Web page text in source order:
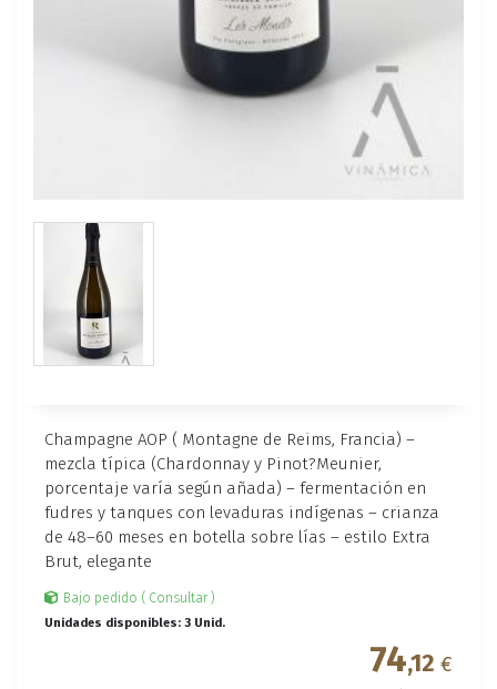
Champagne AOP ( Montagne de Reims, Francia) –
mezcla típica (Chardonnay y Pinot?Meunier,
porcentaje varía según añada) – fermentación en
fudres y tanques con levaduras indígenas – crianza
de 48–60 meses en botella sobre lías – estilo Extra
Brut, elegante
Bajo pedido ( Consultar )
Unidades disponibles: 3 Unid.
74,12 €